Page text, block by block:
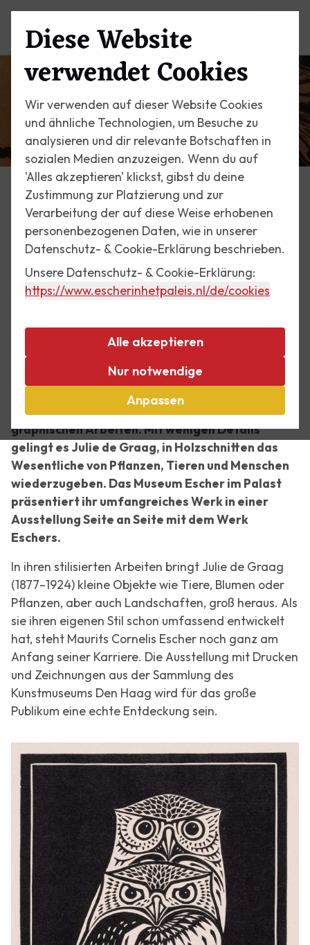
Diese Website
verwendet Cookies
Wir verwenden auf dieser Website Cookies
und ähnliche Technologien, um Besuche zu
analysieren und dir relevante Botschaften in
sozialen Medien anzuzeigen. Wenn du auf
'Alles akzeptieren' klickst, gibst du deine
Zustimmung zur Platzierung und zur
Verarbeitung der auf diese Weise erhobenen
personenbezogenen Daten, wie in unserer
Datenschutz- & Cookie-Erklärung beschrieben.
Unsere Datenschutz- & Cookie-Erklärung:
https://www.escherinhetpaleis.nl/de/cookies
Alle akzeptieren
Nur notwendige
Anpassen
Ausstellungen
8 November 2024 bis 16 Februar 2025
Julie de Graag
von M.C. Escher. 2024 jährt sich ihr Todestag zum
hundertsten Mal. Die beiden Künstler verbindet
eine große Liebe zur Natur, sie beobachten die
Welt um sich herum und verarbeiten diese
Eindrücke auf ihre ganz eigene Art und Weise in
graphischen Arbeiten. Mit wenigen Details
gelingt es Julie de Graag, in Holzschnitten das
Wesentliche von Pflanzen, Tieren und Menschen
wiederzugeben. Das Museum Escher im Palast
präsentiert ihr umfangreiches Werk in einer
Ausstellung Seite an Seite mit dem Werk
Eschers.
In ihren stilisierten Arbeiten bringt Julie de Graag
(1877–1924) kleine Objekte wie Tiere, Blumen oder
Pflanzen, aber auch Landschaften, groß heraus. Als
sie ihren eigenen Stil schon umfassend entwickelt
hat, steht Maurits Cornelis Escher noch ganz am
Anfang seiner Karriere. Die Ausstellung mit Drucken
und Zeichnungen aus der Sammlung des
Kunstmuseums Den Haag wird für das große
Publikum eine echte Entdeckung sein.